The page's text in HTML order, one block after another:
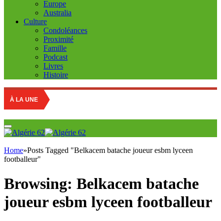
Europe
Australia
Culture
Condoléances
Proximité
Famille
Podcast
Livres
Histoire
À LA UNE
Home»Posts Tagged "Belkacem batache joueur esbm lyceen
footballeur"
Browsing: Belkacem batache
joueur esbm lyceen footballeur